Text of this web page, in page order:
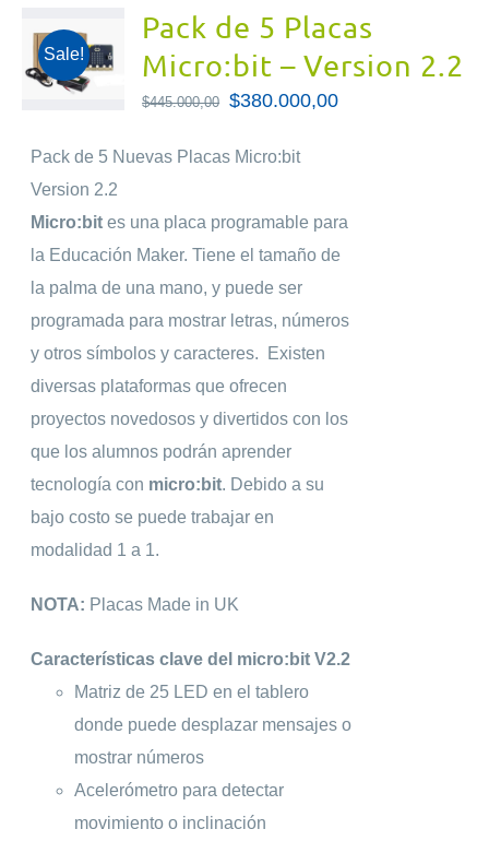
Sale!
Pack de 5 Placas
Micro:bit – Version 2.2
$445.000,00 El
original
$445.000,00.
$380.000,00El
$380.000,00.
Pack de 5 Nuevas Placas Micro:bit
Version 2.2
Micro:bites una placa programable para
la Educación Maker. Tiene el tamaño de
la palma de una mano, y puede ser
programada para mostrar letras, números
y otros símbolos y caracteres. Existen
diversas plataformas que ofrecen
proyectos novedosos y divertidos con los
que los alumnos podrán aprender
tecnología con micro:bit. Debido a su
bajo costo se puede trabajar en
modalidad 1 a 1.
NOTA: Placas Made in UK
Características clave del micro:bit V2.2
Matriz de 25 LED en el tablero
donde puede desplazar mensajes o
mostrar números
Acelerómetro para detectar
movimiento o inclinación